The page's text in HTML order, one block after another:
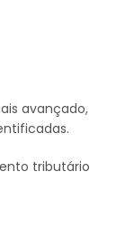
avançado,
tributário